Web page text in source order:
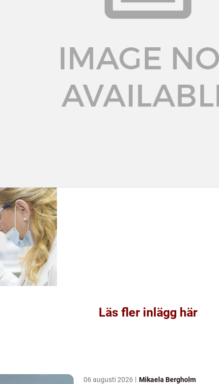
Läs fler inlägg här
06 augusti 2026 Mikaela Bergholm